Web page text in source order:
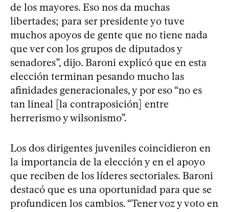
de los mayores. Eso nos da muchas
libertades; para ser presidente yo tuve
muchos apoyos de gente que no tiene nada
que ver con los grupos de diputados y
senadores”, dijo. Baroni explicó que en esta
elección terminan pesando mucho las
afinidades generacionales, y por eso “no es
tan lineal [la contraposición] entre
herrerismo y wilsonismo”.
Los dos dirigentes juveniles coincidieron en
la importancia de la elección y en el apoyo
que reciben de los líderes sectoriales. Baroni
destacó que es una oportunidad para que se
profundicen los cambios. “Tener voz y voto en